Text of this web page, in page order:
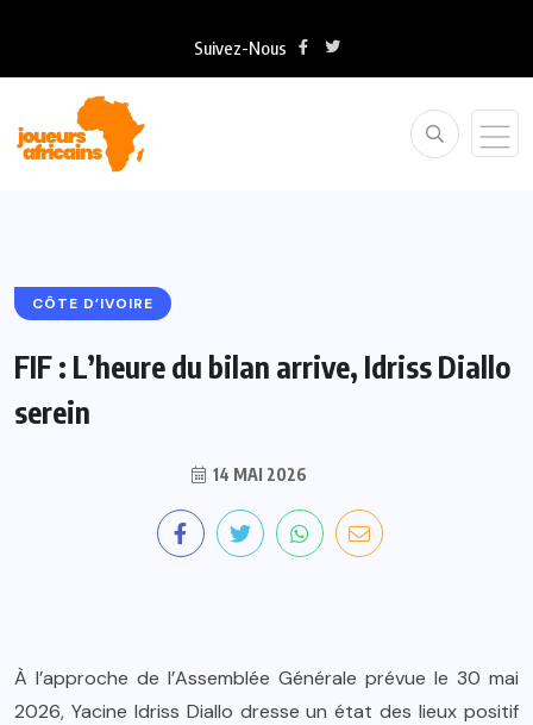
Suivez-Nous
CÔTE D’IVOIRE
FIF : L’heure du bilan arrive, Idriss Diallo
serein
14 MAI 2026
À l’approche de l’Assemblée Générale prévue le 30 mai
2026, Yacine Idriss Diallo dresse un état des lieux positif